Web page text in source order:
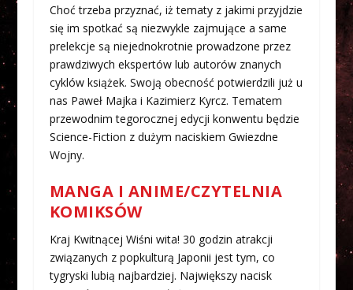
Choć trzeba przyznać, iż tematy z jakimi przyjdzie
się im spotkać są niezwykle zajmujące a same
prelekcje są niejednokrotnie prowadzone przez
prawdziwych ekspertów lub autorów znanych
cyklów książek. Swoją obecność potwierdzili już u
nas Paweł Majka i Kazimierz Kyrcz. Tematem
przewodnim tegorocznej edycji konwentu będzie
Science-Fiction z dużym naciskiem Gwiezdne
Wojny.
MANGA I ANIME/CZYTELNIA
KOMIKSÓW
Kraj Kwitnącej Wiśni wita! 30 godzin atrakcji
związanych z popkulturą Japonii jest tym, co
tygryski lubią najbardziej. Największy nacisk